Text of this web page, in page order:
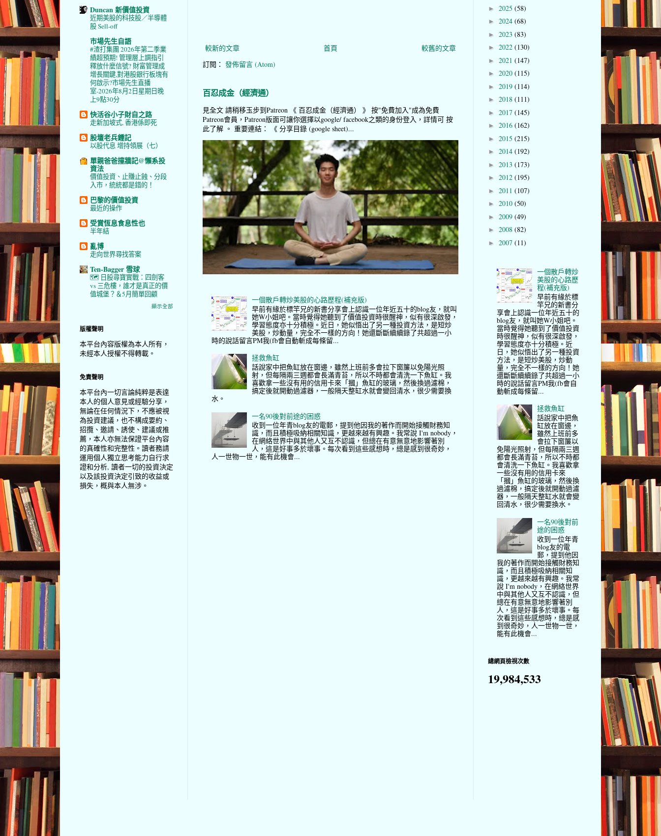
較新的文章 較舊的文章
首頁
訂閱： 發佈留言 (Atom)
百忍成金（經濟通）
見全文 請稍移玉步到Patreon 《 百忍成金（經濟通） 》 按"免費加入"成為免費
Patreon會員，Patreon版面可讓你選擇以google/ facebook之類的身份登入，詳情可 按
此了解 。 重要連結： 《 分享目錄 (google sheet)...
一個散戶轉炒美股的心路歷程(補充版)
早前有緣於標竿兄的新書分享會上認識一位年近五十的blog友，就叫
她W小姐吧。當時覺得她聽到了價值投資時很醒神，似有很深啟發，
學習態度亦十分積極。近日，她似悟出了另一種投資方法，是短炒
美股，炒動量，完全不一樣的方向！她還斷斷續續錄了共超過一小
時的說話留言PM我(fb會自動斬成每條留...
拯救魚缸
話說家中把魚缸放在窗邊，雖然上班前多會拉下窗簾以免陽光照
射，但每隔兩三週都會長滿青苔，所以不時都會清洗一下魚缸。我
喜歡拿一些沒有用的信用卡來「摑」魚缸的玻璃，然後換過濾棉，
搞定後就開動過濾器，一般隔天整缸水就會變回清水，很少需要換
水。
一名90後對前途的困惑
收到一位年青blog友的電郵，提到他因我的著作而開始接觸財務知
識，而且積極吸納相關知識，更越來越有興趣。我常說 I'm nobody，
在網絡世界中與其他人又互不認識，但總在有意無意地影響著別
人，這是好事多於壞事。每次看到這些感想時，總是感到很奇妙，
人一世物一世，能有此機會...
Duncan 新價值投資
近期美股的科技股／半導體
股 Sell-off
市場先生自語
#渣打集團 2026年第二季業
績超預期! 管理層上調指引
釋放什麼信號? 財富管理成
增長關鍵,對港股銀行板塊有
何啟示?市場先生直播
室-2026年8月2日星期日晚
上9點30分
快活谷小子財自之路
走新加坡式, 香港係即死
股壇老兵鍾記
以股代息 增持領展（七）
單親爸爸撞牆記@懶系投
資法
價值投資、止賺止蝕、分段
入市，統統都是錯的！
巴黎的價值投資
最近的操作
受賞恆息食息性也
半年結
亂博
走向世界尋找答案
Ten-Bagger 雪球
🗺️ 日股尋寶實戰：四劍客
vs 三危樓，誰才是真正的價
值城堡？＆5月簡單回顧
顯示全部
版權聲明
本平台內容版權為本人所有，
未經本人授權不得轉載。
免責聲明
本平台內一切言論純粹是表達
本人的個人意見或經驗分享，
無論在任何情況下，不應被視
為投資建議，也不構成要約、
招攬、邀請、誘使、建議或推
薦，本人亦無法保證平台內容
的真確性和完整性。讀者務請
運用個人獨立思考能力自行求
證和分析, 讀者一切的投資決定
以及該投資決定引致的收益或
損失，概與本人無涉。
► 2025 (58)
► 2024 (68)
► 2023 (83)
► 2022 (130)
► 2021 (147)
► 2020 (115)
► 2019 (114)
► 2018 (111)
► 2017 (145)
► 2016 (162)
► 2015 (215)
► 2014 (192)
► 2013 (173)
► 2012 (195)
► 2011 (107)
► 2010 (50)
► 2009 (49)
► 2008 (82)
► 2007 (11)
一個散戶轉炒
美股的心路歷
程(補充版)
早前有緣於標
竿兄的新書分
享會上認識一位年近五十的
blog友，就叫她W小姐吧。
當時覺得她聽到了價值投資
時很醒神，似有很深啟發，
學習態度亦十分積極。近
日，她似悟出了另一種投資
方法，是短炒美股，炒動
量，完全不一樣的方向！她
還斷斷續續錄了共超過一小
時的說話留言PM我(fb會自
動斬成每條留...
拯救魚缸
話說家中把魚
缸放在窗邊，
雖然上班前多
會拉下窗簾以
免陽光照射，但每隔兩三週
都會長滿青苔，所以不時都
會清洗一下魚缸。我喜歡拿
一些沒有用的信用卡來
「摑」魚缸的玻璃，然後換
過濾棉，搞定後就開動過濾
器，一般隔天整缸水就會變
回清水，很少需要換水。
一名90後對前
途的困惑
收到一位年青
blog友的電
郵，提到他因
我的著作而開始接觸財務知
識，而且積極吸納相關知
識，更越來越有興趣。我常
說 I'm nobody，在網絡世界
中與其他人又互不認識，但
總在有意無意地影響著別
人，這是好事多於壞事。每
次看到這些感想時，總是感
到很奇妙，人一世物一世，
能有此機會...
總網頁檢視次數
19,984,533